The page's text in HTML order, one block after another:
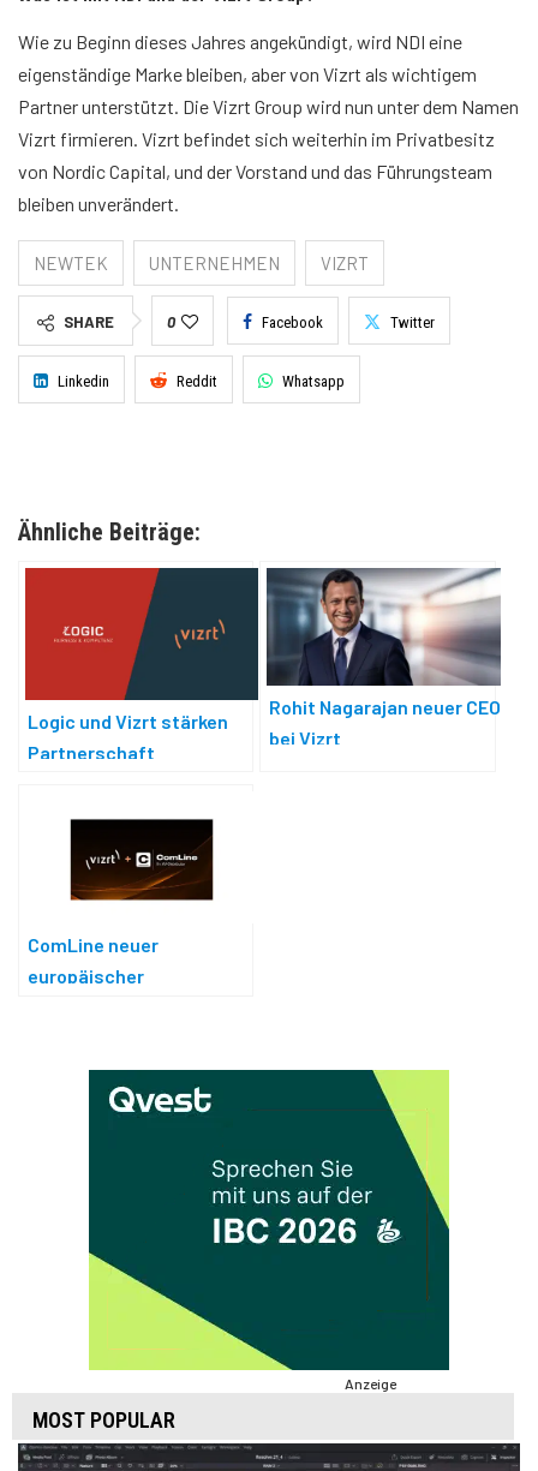
Wie zu Beginn dieses Jahres angekündigt, wird NDI eine
eigenständige Marke bleiben, aber von Vizrt als wichtigem
Partner unterstützt. Die Vizrt Group wird nun unter dem Namen
Vizrt firmieren. Vizrt befindet sich weiterhin im Privatbesitz
von Nordic Capital, und der Vorstand und das Führungsteam
bleiben unverändert.
NEWTEK UNTERNEHMEN VIZRT
SHARE 0 Facebook Twitter
Linkedin Reddit Whatsapp
Ähnliche Beiträge:
Logic und Vizrt stärken
Partnerschaft
Rohit Nagarajan neuer CEO
bei Vizrt
ComLine neuer
europäischer
Anzeige
MOST POPULAR